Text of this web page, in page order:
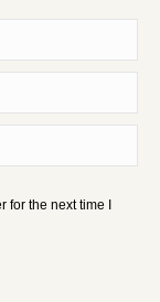
the next time I